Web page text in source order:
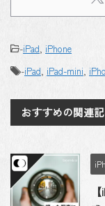
-iPad iPhone
-iPad, iPad-mini
おすすめの関連